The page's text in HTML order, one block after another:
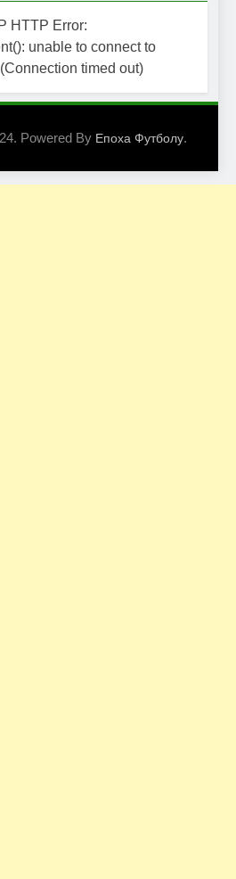
HTTP Error:
unable to connect to
timed out)
Powered By Епоха Футболу.